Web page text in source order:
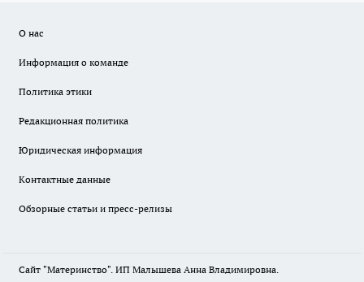
О нас
Информация о команде
Политика этики
Редакционная политика
Юридическая информация
Контактные данные
Обзорные статьи и пресс-релизы
Сайт "Материнство". ИП Малышева Анна Владимировна.